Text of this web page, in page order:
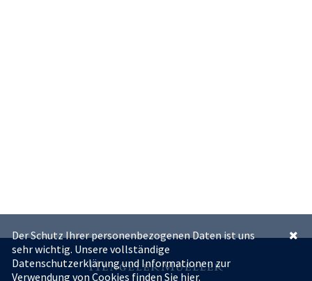
Der Schutz Ihrer personenbezogenen Daten ist uns
sehr wichtig. Unsere vollständige
Datenschutzerklärung und Informationen zur
Verwendung von Cookies finden Sie hier.